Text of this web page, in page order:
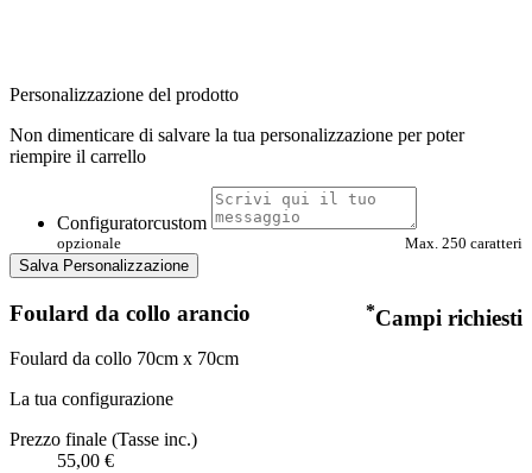
Personalizzazione del prodotto
Non dimenticare di salvare la tua personalizzazione per poter
riempire il carrello
Configuratorcustom
opzionale
Max. 250 caratteri
Salva Personalizzazione
Foulard da collo arancio *Campi richiesti
Foulard da collo 70cm x 70cm
La tua configurazione
Prezzo finale (Tasse inc.)
55,00 €